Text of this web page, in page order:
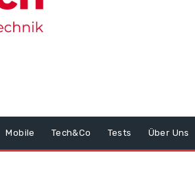
Mobile Tech&Co Tests Über Uns